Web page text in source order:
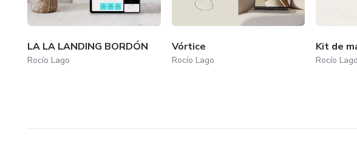
Un proceso pensado para mujeres con recorrido, talento y ambición, que
acompañe a crecer.
Un método que ordena, guía y devuelve la seguridad que se pierde cuando
LA LA LANDING BORDÓN
Rocío Lago
Vórtice
Rocío Lago
Kit de
Rocío Lago